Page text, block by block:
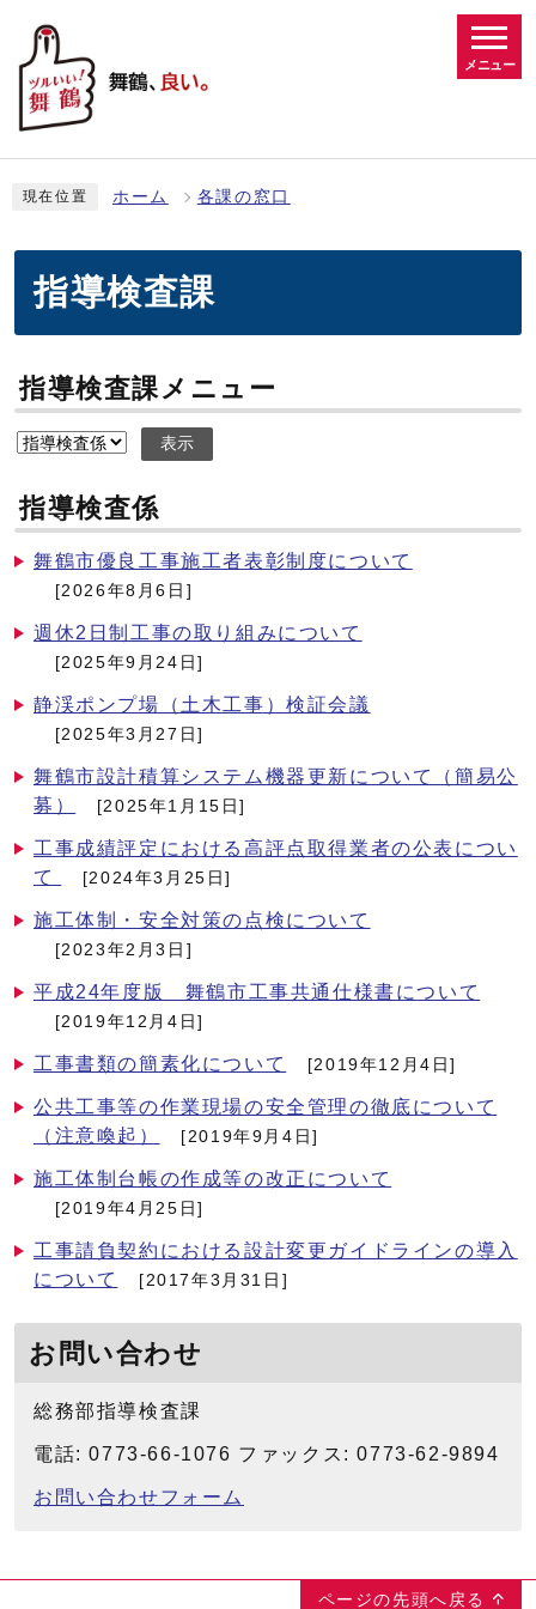
メニュー
現在位置 ホーム 各課の窓口
指導検査課
指導検査課メニュー
表示
指導検査係
舞鶴市優良工事施工者表彰制度について
[2026年8月6日]
週休2日制工事の取り組みについて
[2025年9月24日]
静渓ポンプ場（土木工事）検証会議
[2025年3月27日]
舞鶴市設計積算システム機器更新について（簡易公
募）
[2025年1月15日]
工事成績評定における高評点取得業者の公表につい
て
[2024年3月25日]
施工体制・安全対策の点検について
[2023年2月3日]
平成24年度版 舞鶴市工事共通仕様書について
[2019年12月4日]
工事書類の簡素化について [2019年12月4日]
公共工事等の作業現場の安全管理の徹底について
（注意喚起）
[2019年9月4日]
施工体制台帳の作成等の改正について
[2019年4月25日]
工事請負契約における設計変更ガイドラインの導入
について
[2017年3月31日]
お問い合わせ
総務部指導検査課
電話: 0773-66-1076 ファックス: 0773-62-9894
お問い合わせフォーム
ページの先頭へ戻る